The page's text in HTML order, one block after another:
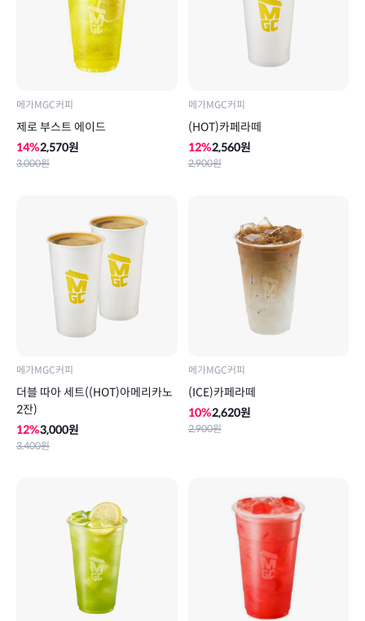
메가MGC커피
제로 부스트 에이드
14%2,570원
3,000원
메가MGC커피
(HOT)카페라떼
12%2,560원
2,900원
메가MGC커피
더블 따아 세트((HOT)아메리카노
2잔)
12%3,000원
3,400원
메가MGC커피
(ICE)카페라떼
10%2,620원
2,900원